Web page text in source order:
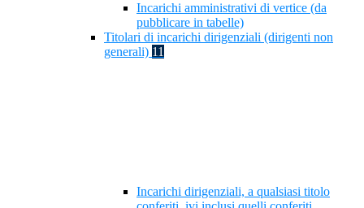
Incarichi amministrativi di vertice (da
pubblicare in tabelle)
Titolari di incarichi dirigenziali (dirigenti non
generali) 11
Incarichi dirigenziali, a qualsiasi titolo